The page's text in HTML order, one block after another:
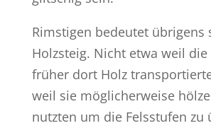
Rimstigen bedeutet übrigens
Holzsteig. Nicht etwa weil die
früher dort Holz
weil sie möglicherweise
nutzten um die Felsstufen zu